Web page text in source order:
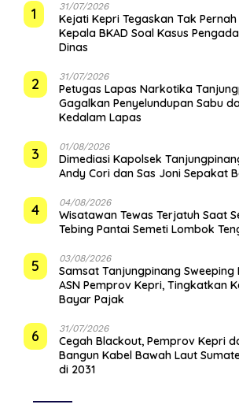
1 31/07/2026
Kejati Kepri Tegaskan Tak
Kepala BKAD Soal Kasus
Dinas
2 31/07/2026
Petugas Lapas Narkotika
Gagalkan Penyelundupan Sabu
Kedalam Lapas
3 01/08/2026
Dimediasi Kapolsek
Andy Cori dan Sas Joni Sepakat
4 04/08/2026
Wisatawan Tewas Terjatuh Saat
Tebing Pantai Semeti Lombok
5 03/08/2026
Samsat Tanjungpinang
ASN Pemprov Kepri, Tingkatkan
Bayar Pajak
6 31/07/2026
Cegah Blackout, Pemprov Kepri
Bangun Kabel Bawah Laut
di 2031